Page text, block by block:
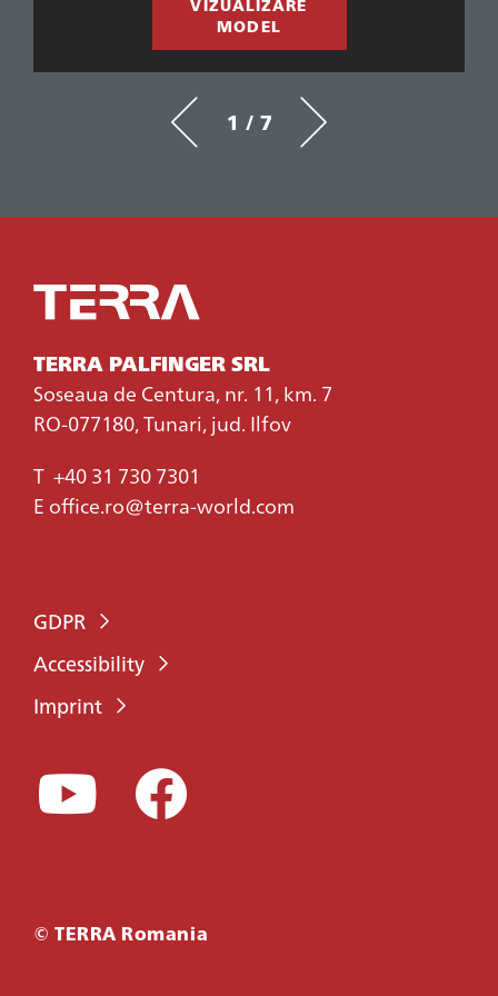
VIZUALIZARE
MODEL
1 / 7
TERRA PALFINGER SRL
Soseaua de Centura, nr. 11, km. 7
RO-077180, Tunari, jud. Ilfov
T +40 31 730 7301
E office.ro@terra-world.com
GDPR
Accessibility
Imprint
© TERRA Romania